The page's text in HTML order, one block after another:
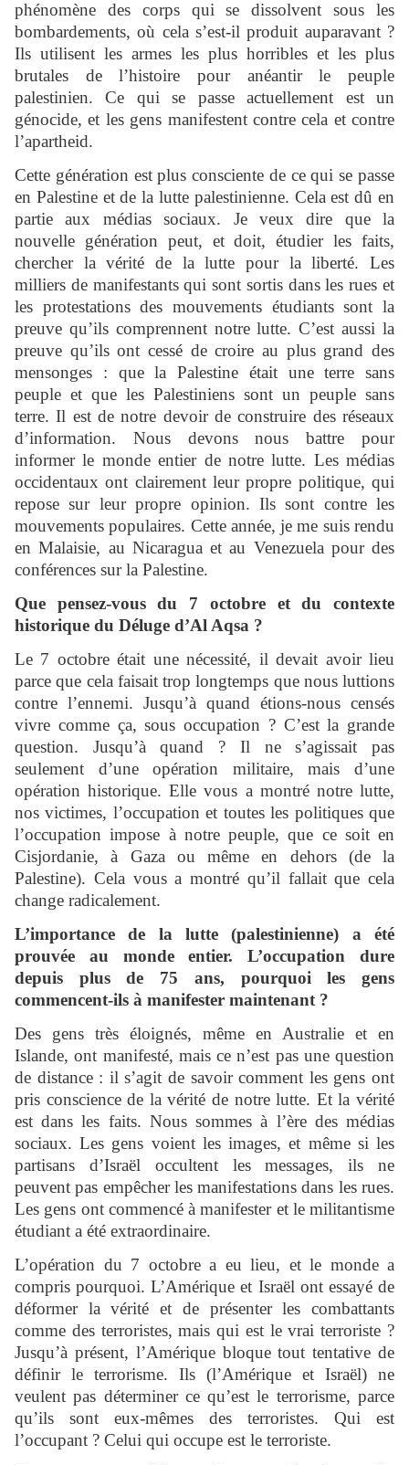
phénomène des corps qui se dissolvent sous les
bombardements, où cela s’est-il produit auparavant ?
Ils utilisent les armes les plus horribles et les plus
brutales de l’histoire pour anéantir le peuple
palestinien. Ce qui se passe actuellement est un
génocide, et les gens manifestent contre cela et contre
l’apartheid.
Cette génération est plus consciente de ce qui se passe
en Palestine et de la lutte palestinienne. Cela est dû en
partie aux médias sociaux. Je veux dire que la
nouvelle génération peut, et doit, étudier les faits,
chercher la vérité de la lutte pour la liberté. Les
milliers de manifestants qui sont sortis dans les rues et
les protestations des mouvements étudiants sont la
preuve qu’ils comprennent notre lutte. C’est aussi la
preuve qu’ils ont cessé de croire au plus grand des
mensonges : que la Palestine était une terre sans
peuple et que les Palestiniens sont un peuple sans
terre. Il est de notre devoir de construire des réseaux
d’information. Nous devons nous battre pour
informer le monde entier de notre lutte. Les médias
occidentaux ont clairement leur propre politique, qui
repose sur leur propre opinion. Ils sont contre les
mouvements populaires. Cette année, je me suis rendu
en Malaisie, au Nicaragua et au Venezuela pour des
conférences sur la Palestine.
Que pensez-vous du 7 octobre et du contexte
historique du Déluge d’Al Aqsa ?
Le 7 octobre était une nécessité, il devait avoir lieu
parce que cela faisait trop longtemps que nous luttions
contre l’ennemi. Jusqu’à quand étions-nous censés
vivre comme ça, sous occupation ? C’est la grande
question. Jusqu’à quand ? Il ne s’agissait pas
seulement d’une opération militaire, mais d’une
opération historique. Elle vous a montré notre lutte,
nos victimes, l’occupation et toutes les politiques que
l’occupation impose à notre peuple, que ce soit en
Cisjordanie, à Gaza ou même en dehors (de la
Palestine). Cela vous a montré qu’il fallait que cela
change radicalement.
L’importance de la lutte (palestinienne) a été
prouvée au monde entier. L’occupation dure
depuis plus de 75 ans, pourquoi les gens
commencent-ils à manifester maintenant ?
Des gens très éloignés, même en Australie et en
Islande, ont manifesté, mais ce n’est pas une question
de distance : il s’agit de savoir comment les gens ont
pris conscience de la vérité de notre lutte. Et la vérité
est dans les faits. Nous sommes à l’ère des médias
sociaux. Les gens voient les images, et même si les
partisans d’Israël occultent les messages, ils ne
peuvent pas empêcher les manifestations dans les rues.
Les gens ont commencé à manifester et le militantisme
étudiant a été extraordinaire.
L’opération du 7 octobre a eu lieu, et le monde a
compris pourquoi. L’Amérique et Israël ont essayé de
déformer la vérité et de présenter les combattants
comme des terroristes, mais qui est le vrai terroriste ?
Jusqu’à présent, l’Amérique bloque tout tentative de
définir le terrorisme. Ils (l’Amérique et Israël) ne
veulent pas déterminer ce qu’est le terrorisme, parce
qu’ils sont eux-mêmes des terroristes. Qui est
l’occupant ? Celui qui occupe est le terroriste.